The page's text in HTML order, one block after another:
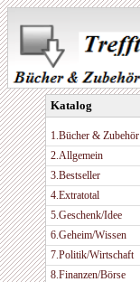
Katalog
1.Bücher & Zubehör
2.Allgemein
3.Bestseller
4.Extratotal
5.Geschenk/Idee
6.Geheim/Wissen
7.Politik/Wirtschaft
8.Finanzen/Börse